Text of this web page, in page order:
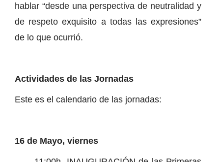
hablar “desde una perspectiva de neutralidad y
de respeto exquisito a todas las expresiones”
de lo que ocurrió.
Actividades de las Jornadas
Este es el calendario de las jornadas:
16 de Mayo, viernes